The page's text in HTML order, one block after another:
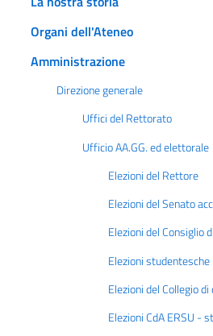
Organi dell'Ateneo
Amministrazione
Direzione generale
Uffici del Rettorato
Ufficio AA.GG. ed elettorale
Elezioni del Rettore
Elezioni del Senato
Elezioni del Consiglio
Elezioni studentesche
Elezioni del Collegio
Elezioni CdA ERSU -